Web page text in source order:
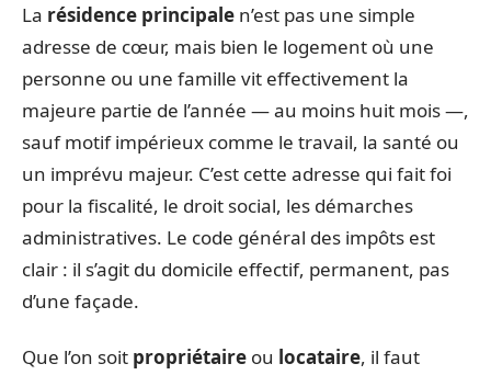
La résidence principale n’est pas une simple
adresse de cœur, mais bien le logement où une
personne ou une famille vit effectivement la
majeure partie de l’année — au moins huit mois —,
sauf motif impérieux comme le travail, la santé ou
un imprévu majeur. C’est cette adresse qui fait foi
pour la fiscalité, le droit social, les démarches
administratives. Le code général des impôts est
clair : il s’agit du domicile effectif, permanent, pas
d’une façade.
Que l’on soit propriétaire ou locataire, il faut